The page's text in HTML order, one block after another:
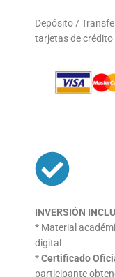
Depósito /
tarjetas de
INVERSIÓN
* Material
digital
*Certificado
participante